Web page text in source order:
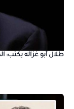
طلال أبو غزاله يكتب: